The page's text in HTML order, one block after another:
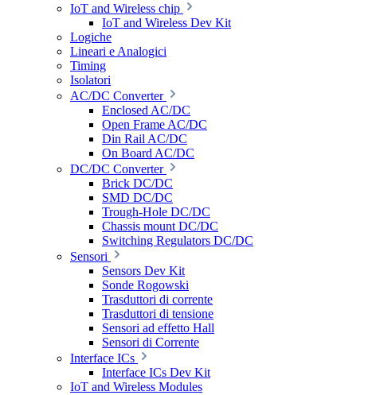
IoT and Wireless chip
IoT and Wireless Dev Kit
Logiche
Lineari e Analogici
Timing
Isolatori
AC/DC Converter
Enclosed AC/DC
Open Frame AC/DC
Din Rail AC/DC
On Board AC/DC
DC/DC Converter
Brick DC/DC
SMD DC/DC
Trough-Hole DC/DC
Chassis mount DC/DC
Switching Regulators DC/DC
Sensori
Sensors Dev Kit
Sonde Rogowski
Trasduttori di corrente
Trasduttori di tensione
Sensori ad effetto Hall
Sensori di Corrente
Interface ICs
Interface ICs Dev Kit
IoT and Wireless Modules